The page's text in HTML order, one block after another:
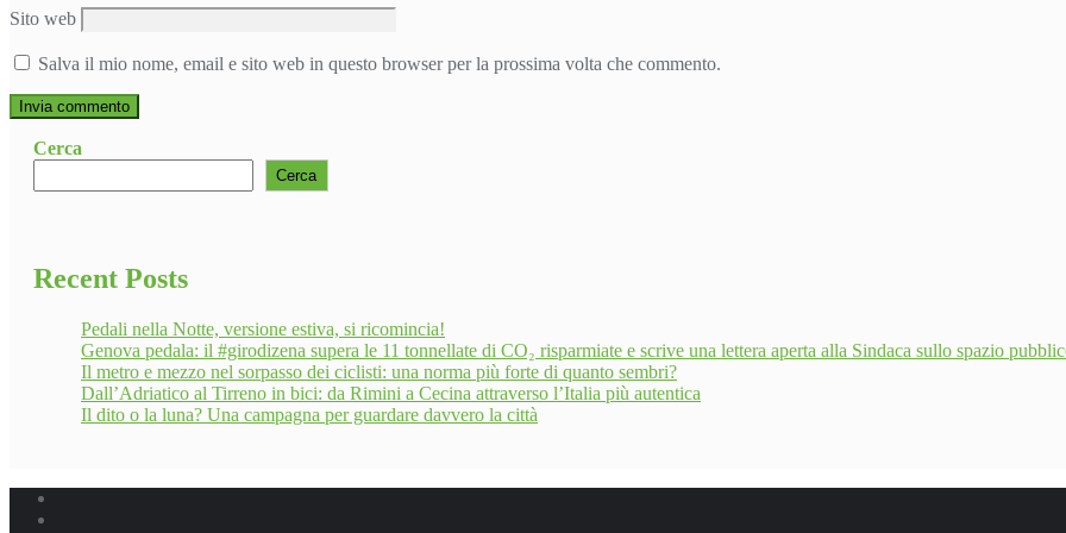
Sito web
Salva il mio nome, email e sito web in questo browser per la prossima volta che commento.
Cerca
Cerca
Recent Posts
Pedali nella Notte, versione estiva, si ricomincia!
Genova pedala: il #girodizena supera le 11 tonnellate di CO₂ risparmiate e scrive una lettera aperta alla Sindaca sullo spazio
Il metro e mezzo nel sorpasso dei ciclisti: una norma più forte di quanto sembri?
Dall’Adriatico al Tirreno in bici: da Rimini a Cecina attraverso l’Italia più autentica
Il dito o la luna? Una campagna per guardare davvero la città